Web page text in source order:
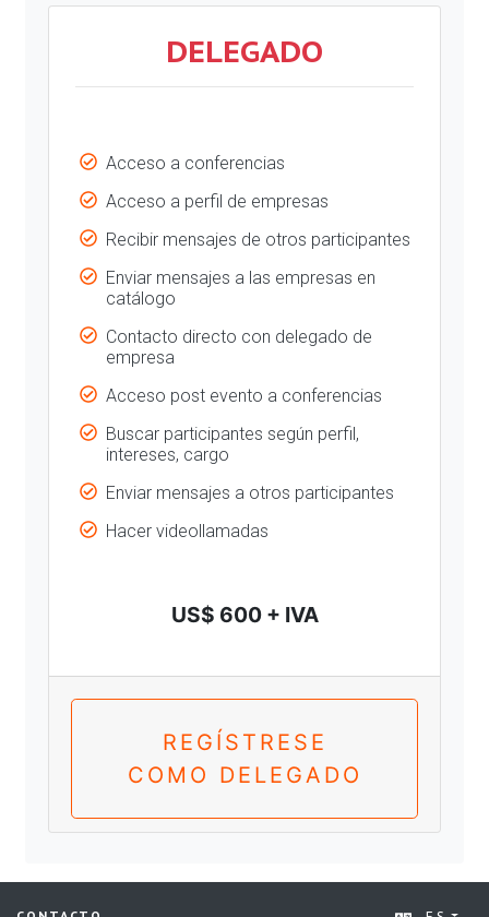
DELEGADO
Acceso a conferencias
Acceso a perfil de empresas
Recibir mensajes de otros participantes
Enviar mensajes a las empresas en
catálogo
Contacto directo con delegado de
empresa
Acceso post evento a conferencias
Buscar participantes según perfil,
intereses, cargo
Enviar mensajes a otros participantes
Hacer videollamadas
US$ 600 + IVA
REGÍSTRESE
COMO DELEGADO